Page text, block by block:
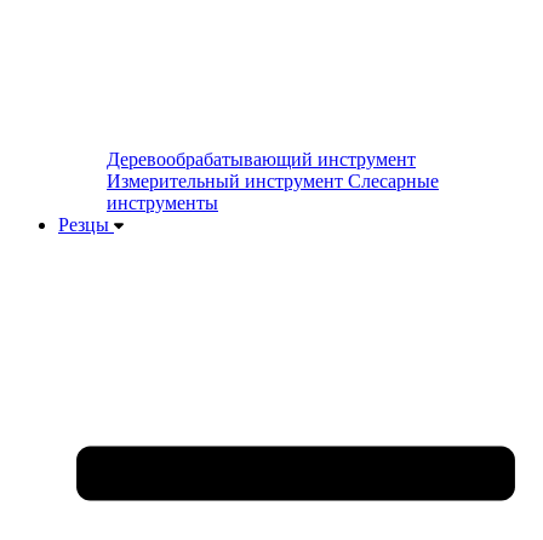
Деревообрабатывающий инструмент
Измерительный инструмент Слесарные
инструменты
Резцы